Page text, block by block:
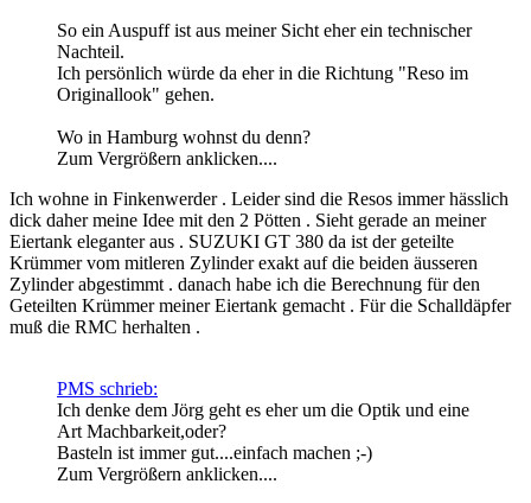
So ein Auspuff ist aus meiner Sicht eher ein technischer
Nachteil.
Ich persönlich würde da eher in die Richtung "Reso im
Originallook" gehen.
Wo in Hamburg wohnst du denn?
Zum Vergrößern anklicken....
Ich wohne in Finkenwerder . Leider sind die Resos immer hässlich
dick daher meine Idee mit den 2 Pötten . Sieht gerade an meiner
Eiertank eleganter aus . SUZUKI GT 380 da ist der geteilte
Krümmer vom mitleren Zylinder exakt auf die beiden äusseren
Zylinder abgestimmt . danach habe ich die Berechnung für den
Geteilten Krümmer meiner Eiertank gemacht . Für die Schalldäpfer
muß die RMC herhalten .
PMS schrieb:
Ich denke dem Jörg geht es eher um die Optik und eine
Art Machbarkeit,oder?
Basteln ist immer gut....einfach machen ;-)
Zum Vergrößern anklicken....